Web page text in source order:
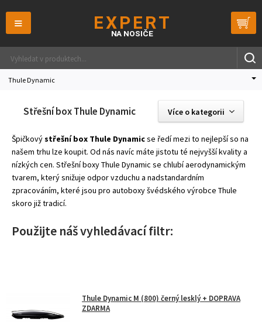
≡
Thule Dynamic
Střešní box Thule Dynamic Více o kategorii
Špičkovýstřešní box Thule Dynamicse ředí mezi to nejlepší so na
našem trhu lze koupit. Od nás navíc máte jistotu té nejvyšší kvality a
nízkých cen. Střešní boxy Thule Dynamic se chlubí aerodynamickým
tvarem, který snižuje odpor vzduchu a nadstandardním
zpracováním, které jsou pro autoboxy švédského výrobce Thule
skoro již tradicí.
Použijte náš vyhledávací filtr:
Thule Dynamic M (800) černý lesklý+ DOPRAVA
ZDARMA